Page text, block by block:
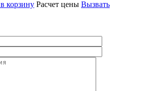
корзину Расчет цены Вызвать